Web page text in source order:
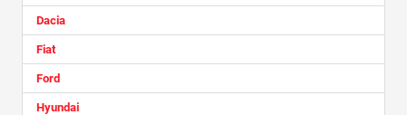
Dacia
Fiat
Ford
Hyundai